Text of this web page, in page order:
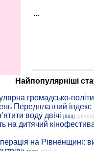
...
Найпопулярніші
громадсько-
Передплатний індекс
воду двічі [964] (28193)
на дитячий
на Рівненщині: